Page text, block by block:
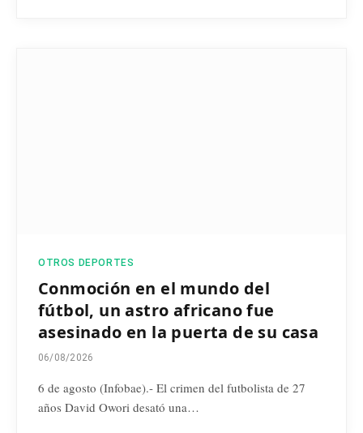
OTROS DEPORTES
Conmoción en el mundo del
fútbol, un astro africano fue
asesinado en la puerta de su casa
06/08/2026
6 de agosto (Infobae).- El crimen del futbolista de 27
años David Owori desató una…